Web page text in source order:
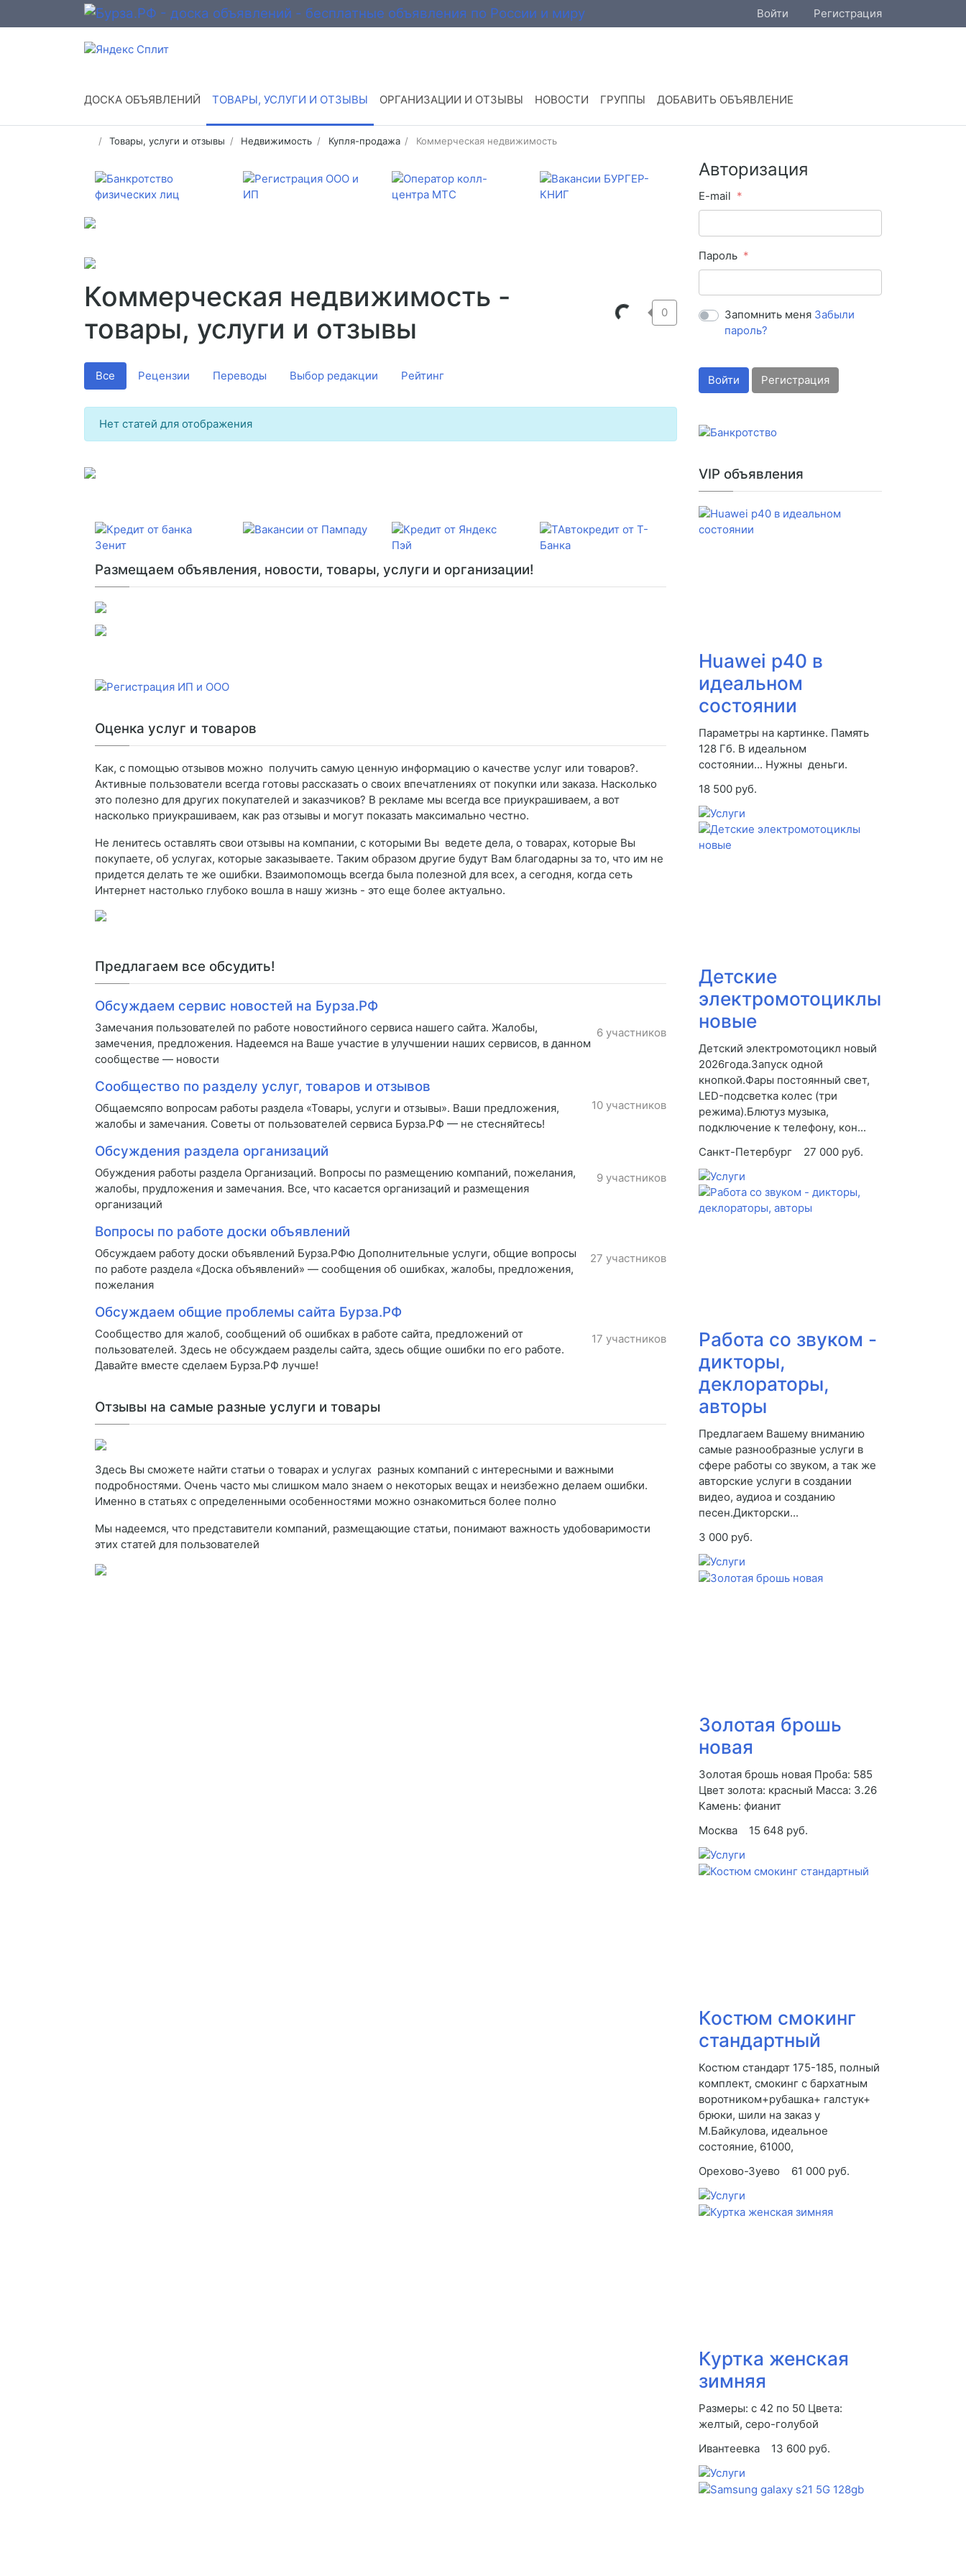
Войти Регистрация
ДОСКА ОБЪЯВЛЕНИЙ ТОВАРЫ, УСЛУГИ И ОТЗЫВЫ ОРГАНИЗАЦИИ И ОТЗЫВЫ НОВОСТИ ГРУППЫ ДОБАВИТЬ ОБЪЯВЛЕНИЕ
Товары, услуги и отзывы Недвижимость Купля-продажа Коммерческая недвижимость
Коммерческая недвижимость -
товары, услуги и отзывы
0
Все Рецензии Переводы Выбор редакции Рейтинг
Нет статей для отображения
Размещаем объявления, новости, товары, услуги и организации!
Оценка услуг и товаров
Как, с помощью отзывов можно получить самую ценную информацию о качестве услуг или товаров?.
Активные пользователи всегда готовы рассказать о своих впечатлениях от покупки или заказа. Насколько
это полезно для других покупателей и заказчиков? В рекламе мы всегда все приукрашиваем, а вот
насколько приукрашиваем, как раз отзывы и могут показать максимально честно.
Не ленитесь оставлять свои отзывы на компании, с которыми Вы ведете дела, о товарах, которые Вы
покупаете, об услугах, которые заказываете. Таким образом другие будут Вам благодарны за то, что им не
придется делать те же ошибки. Взаимопомощь всегда была полезной для всех, а сегодня, когда сеть
Интернет настолько глубоко вошла в нашу жизнь - это еще более актуально.
Предлагаем все обсудить!
Обсуждаем сервис новостей на Бурза.РФ
Замечания пользователей по работе новостийного сервиса нашего сайта. Жалобы,
замечения, предложения. Надеемся на Ваше участие в улучшении наших сервисов, в данном
сообществе — новости
6 участников
Сообщество по разделу услуг, товаров и отзывов
Общаемсяпо вопросам работы раздела «Товары, услуги и отзывы». Ваши предложения,
жалобы и замечания. Советы от пользователей сервиса Бурза.РФ — не стесняйтесь!
10 участников
Обсуждения раздела организаций
Обуждения работы раздела Организаций. Вопросы по размещению компаний, пожелания,
жалобы, прудложения и замечания. Все, что касается организаций и размещения
организаций
9 участников
Вопросы по работе доски объявлений
Обсуждаем работу доски объявлений Бурза.РФю Дополнительные услуги, общие вопросы
по работе раздела «Доска объявлений» — сообщения об ошибках, жалобы, предложения,
пожелания
27 участников
Обсуждаем общие проблемы сайта Бурза.РФ
Сообщество для жалоб, сообщений об ошибках в работе сайта, предложений от
пользователей. Здесь не обсуждаем разделы сайта, здесь общие ошибки по его работе.
Давайте вместе сделаем Бурза.РФ лучше!
17 участников
Отзывы на самые разные услуги и товары
Здесь Вы сможете найти статьи о товарах и услугах разных компаний с интересными и важными
подробностями. Очень часто мы слишком мало знаем о некоторых вещах и неизбежно делаем ошибки.
Именно в статьях с определенными особенностями можно ознакомиться более полно
Мы надеемся, что представители компаний, размещающие статьи, понимают важность удобоваримости
этих статей для пользователей
Авторизация
E-mail
Пароль
Запомнить меня Забыли
пароль?
Войти Регистрация
VIP объявления
Huawei p40 в
идеальном
состоянии
Параметры на картинке. Память
128 Гб. В идеальном
состоянии... Нужны деньги.
18 500 руб.
Детские
электромотоциклы
новые
Детский электромотоцикл новый
2026года.Запуск одной
кнопкой.Фары постоянный свет,
LED-подсветка колес (три
режима).Блютуз музыка,
подключение к телефону, кон...
Санкт-Петербург
27 000 руб.
Работа со звуком -
дикторы,
деклораторы,
авторы
Предлагаем Вашему вниманию
самые разнообразные услуги в
сфере работы со звуком, а так же
авторские услуги в создании
видео, аудиоа и созданию
песен.Дикторски...
3 000 руб.
Золотая брошь
новая
Золотая брошь новая Проба: 585
Цвет золота: красный Масса: 3.26
Камень: фианит
Москва
15 648 руб.
Костюм смокинг
стандартный
Костюм стандарт 175-185, полный
комплект, смокинг с бархатным
воротником+рубашка+ галстук+
брюки, шили на заказ у
М.Байкулова, идеальное
состояние, 61000,
Орехово-Зуево
61 000 руб.
Куртка женская
зимняя
Размеры: с 42 по 50 Цвета:
желтый, серо-голубой
Ивантеевка
13 600 руб.